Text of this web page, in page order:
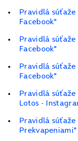
Pravidlá súťaže
Facebook"
Pravidlá súťaže
Facebook"
Pravidlá
Facebook"
Pravidlá
Lotos -
Pravidlá
Prekvapeniami"